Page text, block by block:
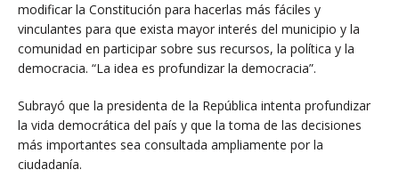
modificar la Constitución para hacerlas más fáciles y
vinculantes para que exista mayor interés del municipio y la
comunidad en participar sobre sus recursos, la política y la
democracia. “La idea es profundizar la democracia”.
Subrayó que la presidenta de la República intenta profundizar
la vida democrática del país y que la toma de las decisiones
más importantes sea consultada ampliamente por la
ciudadanía.